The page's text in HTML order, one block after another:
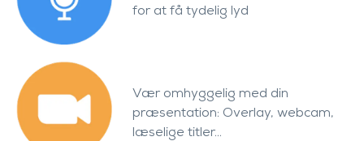
for at få tydelig lyd
Vær omhyggelig med din
præsentation: Overlay, webcam,
læselige titler…